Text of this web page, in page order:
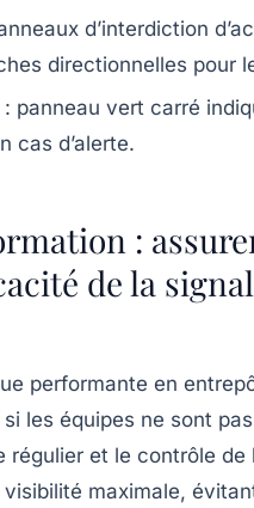
d’interdiction
directionnelles pour
: panneau vert carré
cas d’alerte.
:
de la
performante en
les équipes ne sont
et le contrôle de
maximale,